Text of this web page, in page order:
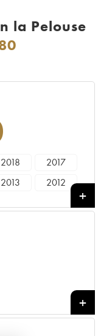
la Pelouse
2018
2017
2013
2012
+